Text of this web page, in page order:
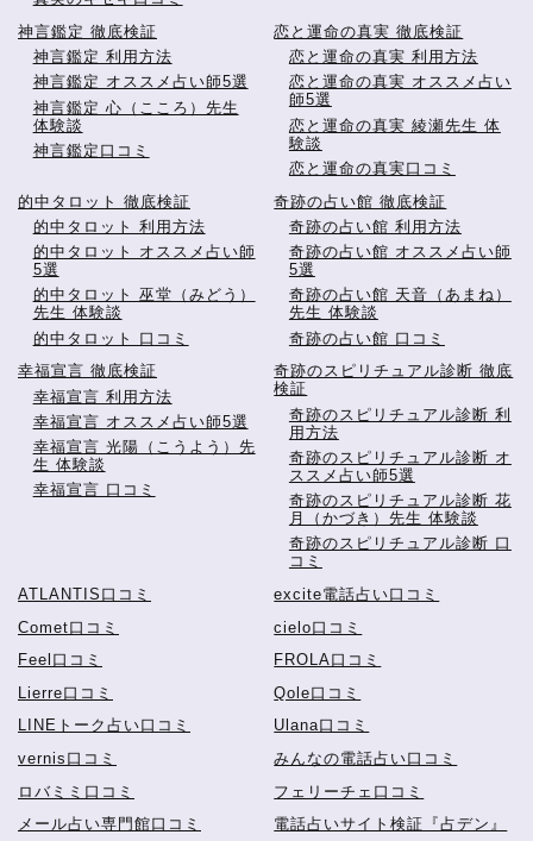
神言鑑定 徹底検証
神言鑑定 利用方法
神言鑑定 オススメ占い師5選
神言鑑定 心（こころ）先生
体験談
神言鑑定口コミ
恋と運命の真実 徹底検証
恋と運命の真実 利用方法
恋と運命の真実 オススメ占い
師5選
恋と運命の真実 綾瀬先生 体
験談
恋と運命の真実口コミ
的中タロット 徹底検証
的中タロット 利用方法
的中タロット オススメ占い師
5選
的中タロット 巫堂（みどう）
先生 体験談
的中タロット 口コミ
奇跡の占い館 徹底検証
奇跡の占い館 利用方法
奇跡の占い館 オススメ占い師
5選
奇跡の占い館 天音（あまね）
先生 体験談
奇跡の占い館 口コミ
幸福宣言 徹底検証
幸福宣言 利用方法
幸福宣言 オススメ占い師5選
幸福宣言 光陽（こうよう）先
生 体験談
幸福宣言 口コミ
奇跡のスピリチュアル診断 徹底
検証
奇跡のスピリチュアル診断 利
用方法
奇跡のスピリチュアル診断 オ
ススメ占い師5選
奇跡のスピリチュアル診断 花
月（かづき）先生 体験談
奇跡のスピリチュアル診断 口
コミ
ATLANTIS口コミ
excite電話占い口コミ
Comet口コミ
cielo口コミ
Feel口コミ
FROLA口コミ
Lierre口コミ
Qole口コミ
LINEトーク占い口コミ
Ulana口コミ
vernis口コミ
みんなの電話占い口コミ
ロバミミ口コミ
フェリーチェ口コミ
メール占い専門館口コミ
電話占いサイト検証『占デン』